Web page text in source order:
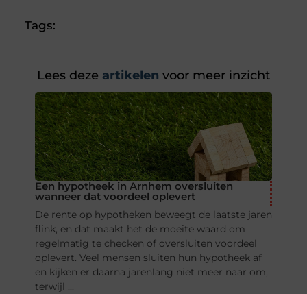
Tags:
Lees deze artikelen voor meer inzicht
Een hypotheek in Arnhem oversluiten
wanneer dat voordeel oplevert
De rente op hypotheken beweegt de laatste jaren
flink, en dat maakt het de moeite waard om
regelmatig te checken of oversluiten voordeel
oplevert. Veel mensen sluiten hun hypotheek af
en kijken er daarna jarenlang niet meer naar om,
terwijl ...